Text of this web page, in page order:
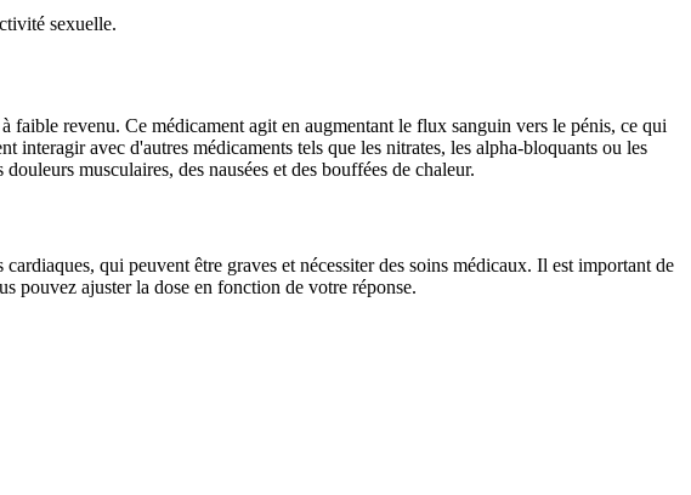
sexuelle.
revenu. Ce médicament agit en augmentant le flux sanguin vers le pénis, ce qui
avec d'autres médicaments tels que les nitrates, les alpha-bloquants ou les
musculaires, des nausées et des bouffées de chaleur.
qui peuvent être graves et nécessiter des soins médicaux. Il est important de
pouvez ajuster la dose en fonction de votre réponse.